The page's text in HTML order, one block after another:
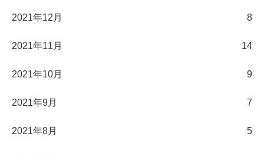
2021年12月 8
2021年11月 14
2021年10月 9
2021年9月 7
2021年8月 5